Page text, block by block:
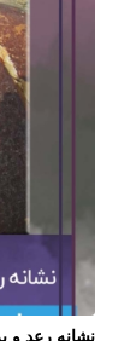
نشانه رعد و